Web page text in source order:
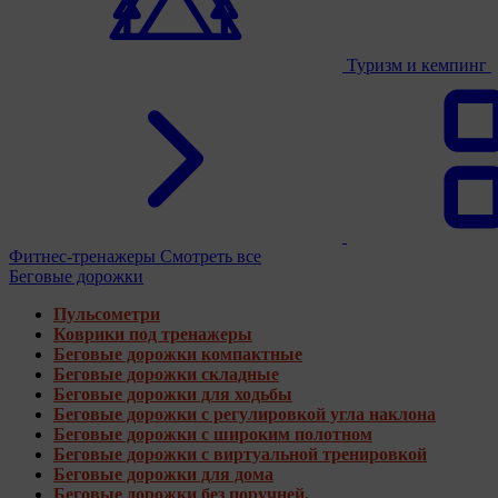
Туризм и кемпинг
Фитнес-тренажеры Смотреть все
Беговые дорожки
Пульсометри
Коврики под тренажеры
Беговые дорожки компактные
Беговые дорожки складные
Беговые дорожки для ходьбы
Беговые дорожки с регулировкой угла наклона
Беговые дорожки с широким полотном
Беговые дорожки с виртуальной тренировкой
Беговые дорожки для дома
Беговые дорожки без поручней.